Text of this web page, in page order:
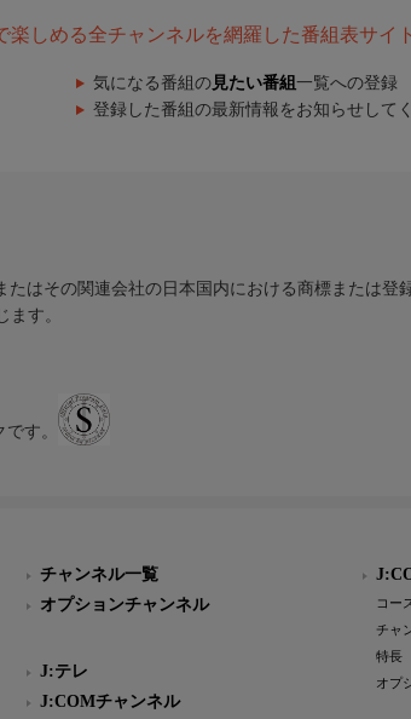
しめる全チャンネルを網羅した番組表サイ
気になる番組の 見たい番組 一覧への登録
登録した番組の最新情報をお知らせして
はその関連会社の日本国内における商標または登
す。
す。
チャンネル一覧
オプションチャンネル
J:テレ
J:COMチャンネル
コー
チャ
特長
オプ